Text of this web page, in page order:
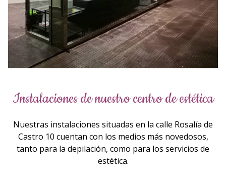
Instalaciones de nuestro centro de estética
Nuestras instalaciones situadas en la calle Rosalía de
Castro 10 cuentan con los medios más novedosos,
tanto para la depilación, como para los servicios de
estética.